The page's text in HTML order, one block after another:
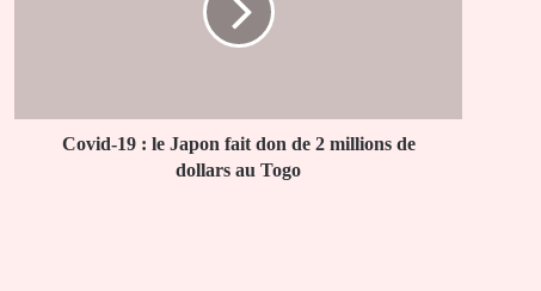
2
millionsCovid-19 : le Japon fait don de 2 millions de
dollars au Togo